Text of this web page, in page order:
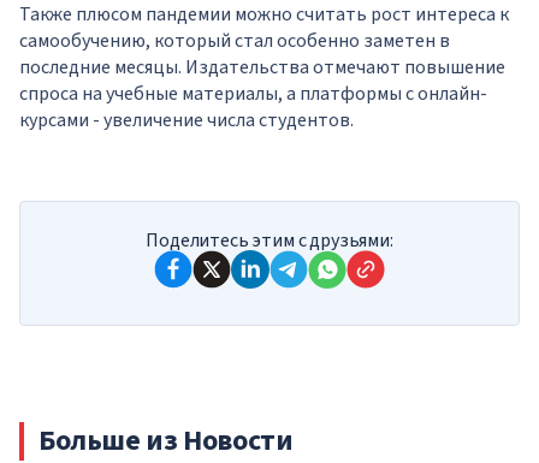
Также плюсом пандемии можно считать рост интереса к
самообучению, который стал особенно заметен в
последние месяцы. Издательства отмечают повышение
спроса на учебные материалы, а платформы с онлайн-
курсами - увеличение числа студентов.
Поделитесь этим с друзьями:
Больше из Новости